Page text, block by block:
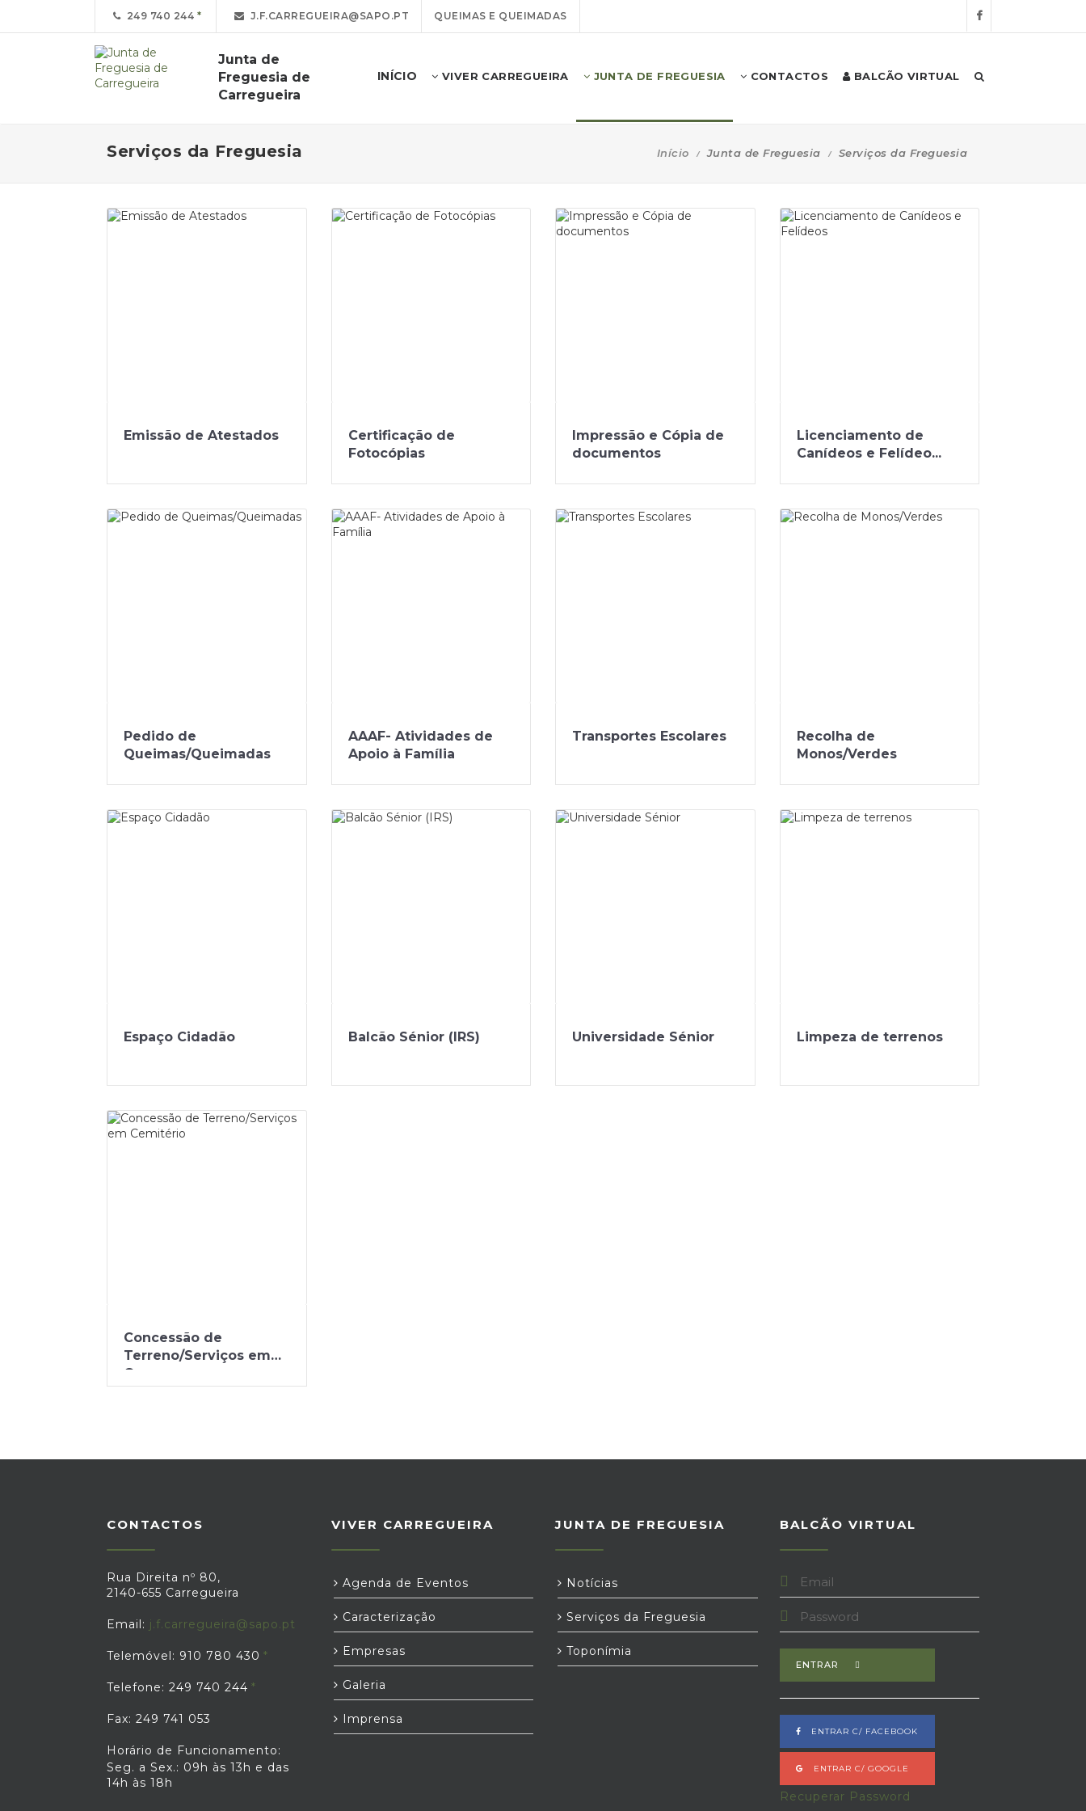
249 740 244 J.F.CARREGUEIRA@SAPO.PT QUEIMAS E QUEIMADAS
Junta de
Freguesia de
Carregueira
INÍCIO VIVER CARREGUEIRA JUNTA DE FREGUESIA CONTACTOS BALCÃO VIRTUAL
Serviços da Freguesia Início Junta de Freguesia Serviços da Freguesia
Emissão de Atestados
Certificação de
Fotocópias
Impressão e Cópia de
documentos
Licenciamento de
Canídeos e Felídeo...
Pedido de
Queimas/Queimadas
AAAF- Atividades de
Apoio à Família
Transportes Escolares
Recolha de
Monos/Verdes
Espaço Cidadão Balcão Sénior (IRS) Universidade Sénior Limpeza de terrenos
Concessão de
Terreno/Serviços em
Ce...
CONTACTOS
Rua Direita nº 80,
2140-655 Carregueira
Email: j.f.carregueira@sapo.pt
Telemóvel: 910 780 430
Telefone: 249 740 244
Fax: 249 741 053
Horário de Funcionamento:
Seg. a Sex.: 09h às 13h e das
14h às 18h
VIVER CARREGUEIRA
Agenda de Eventos
Caracterização
Empresas
Galeria
Imprensa
JUNTA DE FREGUESIA
Notícias
Serviços da Freguesia
Toponímia
BALCÃO VIRTUAL
ENTRAR
ENTRAR C/ FACEBOOK
ENTRAR C/ GOOGLE
Recuperar Password